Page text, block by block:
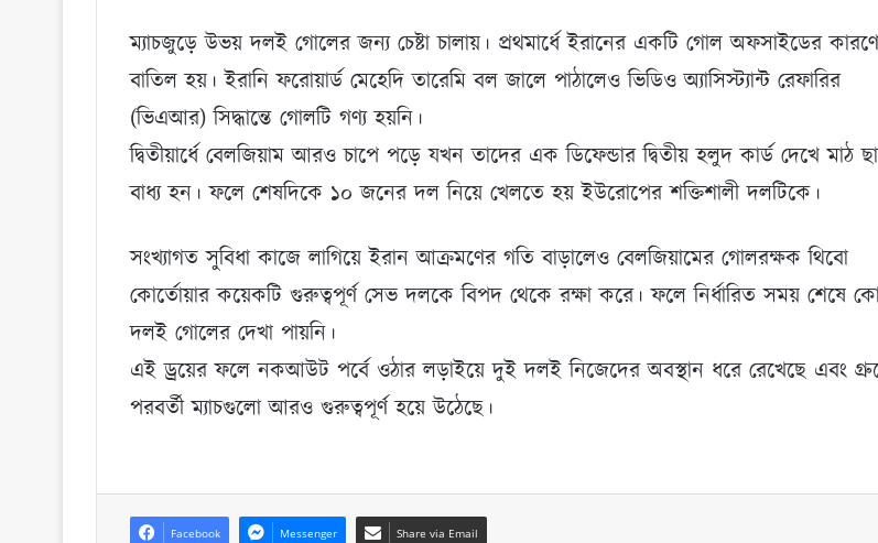
ম্যাচজুড়ে উভয় দলই গোলের জন্য চেষ্টা চালায়। প্রথমার্ধে ইরানের একটি গোল অফসাইডের কারণে
বাতিল হয়। ইরানি ফরোয়ার্ড মেহেদি তারেমি বল জালে পাঠালেও ভিডিও অ্যাসিস্ট্যান্ট রেফারির
(ভিএআর) সিদ্ধান্তে গোলটি গণ্য হয়নি।
দ্বিতীয়ার্ধে বেলজিয়াম আরও চাপে পড়ে যখন তাদের এক ডিফেন্ডার দ্বিতীয় হলুদ কার্ড দেখে মাঠ
বাধ্য হন। ফলে শেষদিকে ১০ জনের দল নিয়ে খেলতে হয় ইউরোপের শক্তিশালী দলটিকে।
সংখ্যাগত সুবিধা কাজে লাগিয়ে ইরান আক্রমণের গতি বাড়ালেও বেলজিয়ামের গোলরক্ষক থিবো
কোর্তোয়ার কয়েকটি গুরুত্বপূর্ণ সেভ দলকে বিপদ থেকে রক্ষা করে। ফলে নির্ধারিত সময় শেষে
দলই গোলের দেখা পায়নি।
এই ড্রয়ের ফলে নকআউট পর্বে ওঠার লড়াইয়ে দুই দলই নিজেদের অবস্থান ধরে রেখেছে এবং
পরবর্তী ম্যাচগুলো আরও গুরুত্বপূর্ণ হয়ে উঠেছে।
Facebook Messenger Share via Email